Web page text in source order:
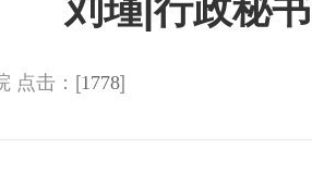
刘瑾|行政秘书
点击：[1778]